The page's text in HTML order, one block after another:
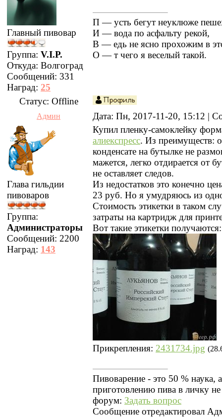
Главный пивовар
Группа: V.I.P.
Откуда: Волгоград
Сообщений: 331
Наград: 25
П — усть бегут неуклюже
И — вода по асфальту рекой,
В — едь не ясно прохожим в
О — т чего я веселый такой.
Статус: Offline
Админ Дата: Пн, 2017-11-20, 15:12 |
Глава гильдии
пивоваров
Группа:
Администраторы
Сообщений: 2200
Наград: 143
Купил пленку-самоклейку
алиекспресс. Из преимуществ:
конденсате на бутылке не
мажется, легко отдирается от
не оставляет следов.
Из недостатков это конечно
23 руб. Но я умудряюсь из
Стоимость этикетки в таком
затраты на картридж для
Вот такие этикетки получаются:
Прикрепления: 2431734.jpg
Пивоварение - это 50 % наука,
приготовлению пива в личку
форум: Задать вопрос
Сообщение отредактировал